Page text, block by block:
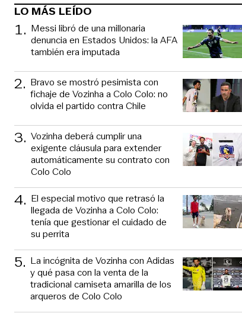
LO MÁS LEÍDO
1. Messi libró de una millonaria
denuncia en Estados Unidos: la AFA
también era imputada
2. Bravo se mostró pesimista con
fichaje de Vozinha a Colo Colo: no
olvida el partido contra Chile
3. Vozinha deberá cumplir una
exigente cláusula para extender
automáticamente su contrato con
Colo Colo
4. El especial motivo que retrasó la
llegada de Vozinha a Colo Colo:
tenía que gestionar el cuidado de
su perrita
5. La incógnita de Vozinha con Adidas
y qué pasa con la venta de la
tradicional camiseta amarilla de los
arqueros de Colo Colo